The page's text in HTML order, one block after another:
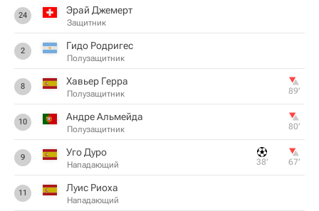
24 Эрай Джемерт
Защитник
2 Гидо Родригес
Полузащитник
8 Хавьер Герра
Полузащитник 89‎’‎
10 Андре Альмейда
Полузащитник 80‎’‎
9 Уго Дуро
Нападающий 38‎’‎ 67‎’‎
11 Луис Риоха
Нападающий